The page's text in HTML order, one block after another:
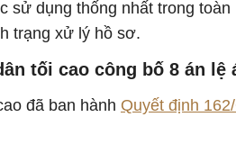
sử dụng thống nhất trong
trạng xử lý hồ sơ.
tối cao công bố 8 án lệ
đã ban hành Quyết định